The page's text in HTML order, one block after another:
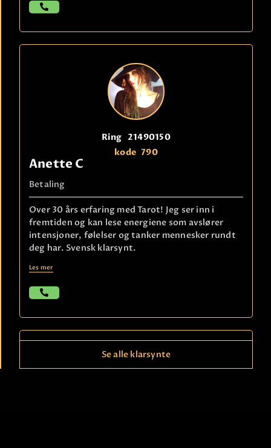
Ring 21490150
kode 790
Anette C
Betaling
Over 30 års erfaring med Tarot! Jeg ser inn i
fremtiden og kan lese energiene som avslører
intensjoner, følelser og tanker mennesker rundt
deg har. Svensk klarsynt.
Les mer
Se alle klarsynte